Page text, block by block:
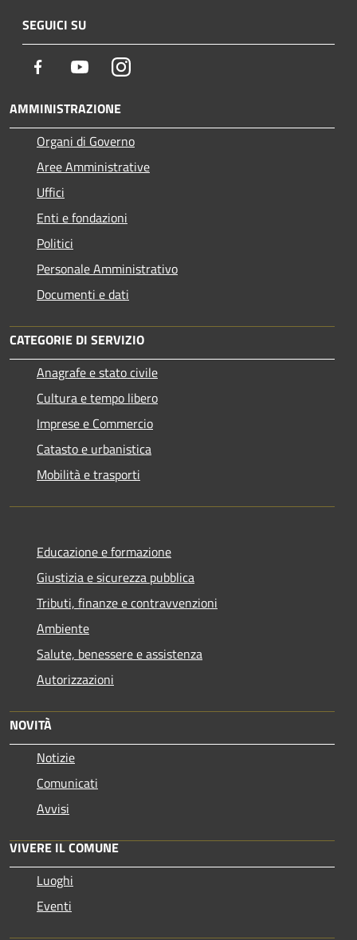
SEGUICI SU
Facebook YoutubeInstagram
AMMINISTRAZIONE
Organi di Governo
Aree Amministrative
Uffici
Enti e fondazioni
Politici
Personale Amministrativo
Documenti e dati
CATEGORIE DI SERVIZIO
Anagrafe e stato civile
Cultura e tempo libero
Imprese e Commercio
Catasto e urbanistica
Mobilità e trasporti
Educazione e formazione
Giustizia e sicurezza pubblica
Tributi, finanze e contravvenzioni
Ambiente
Salute, benessere e assistenza
Autorizzazioni
NOVITÀ
Notizie
Comunicati
Avvisi
VIVERE IL COMUNE
Luoghi
Eventi